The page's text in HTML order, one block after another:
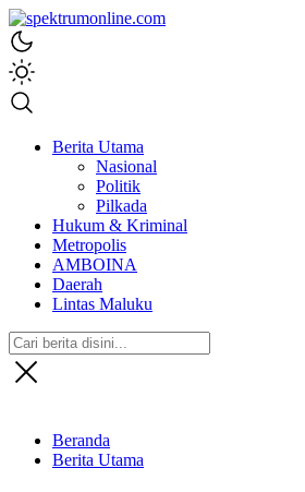
spektrumonline.com
Berita Utama
Nasional
Politik
Pilkada
Hukum & Kriminal
Metropolis
AMBOINA
Daerah
Lintas Maluku
Beranda
Berita Utama